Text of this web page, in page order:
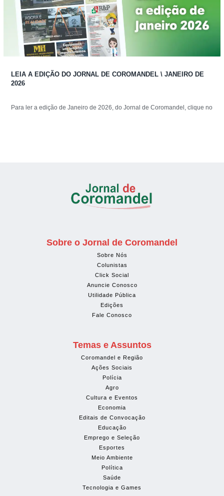
LEIA A EDIÇÃO DO JORNAL DE COROMANDEL \ JANEIRO DE
2026
Para ler a edição de Janeiro de 2026, do Jornal de Coromandel, clique no
Sobre o Jornal de Coromandel
Sobre Nós
Colunistas
Click Social
Anuncie Conosco
Utilidade Pública
Edições
Fale Conosco
Temas e Assuntos
Coromandel e Região
Ações Sociais
Polícia
Agro
Cultura e Eventos
Economia
Editais de Convocação
Educação
Emprego e Seleção
Esportes
Meio Ambiente
Política
Saúde
Tecnologia e Games